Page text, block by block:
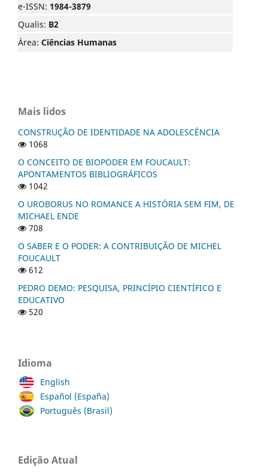
e-ISSN: 1984-3879
Qualis: B2
Área: Ciências Humanas
Mais lidos
CONSTRUÇÃO DE IDENTIDADE NA ADOLESCÊNCIA
1068
O CONCEITO DE BIOPODER EM FOUCAULT:
APONTAMENTOS BIBLIOGRÁFICOS
1042
O UROBORUS NO ROMANCE A HISTÓRIA SEM FIM, DE
MICHAEL ENDE
708
O SABER E O PODER: A CONTRIBUIÇÃO DE MICHEL
FOUCAULT
612
PEDRO DEMO: PESQUISA, PRINCÍPIO CIENTÍFICO E
EDUCATIVO
520
Idioma
English
Español (España)
Português (Brasil)
Edição Atual